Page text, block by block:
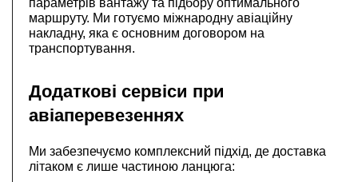
параметрів вантажу та підбору оптимального
маршруту. Ми готуємо міжнародну авіаційну
накладну, яка є основним договором на
транспортування.
Додаткові сервіси при
авіаперевезеннях
Ми забезпечуємо комплексний підхід, де доставка
літаком є лише частиною ланцюга: